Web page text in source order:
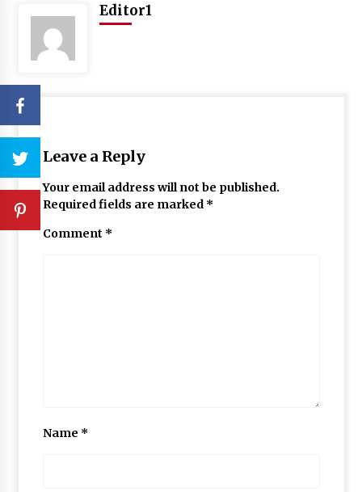
Editor1
Leave a Reply
Your email address will not be published.
Required fields are marked *
Comment *
Name *